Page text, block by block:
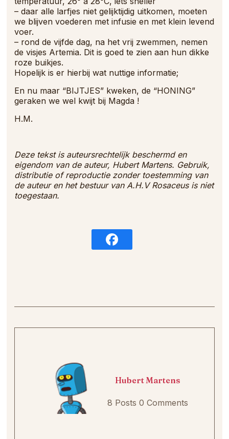
– daar alle larfjes niet gelijktijdig uitkomen, moeten
we blijven voederen met infusie en met klein levend
voer.
– rond de vijfde dag, na het vrij zwemmen, nemen
de visjes Artemia. Dit is goed te zien aan hun dikke
roze buikjes.
Hopelijk is er hierbij wat nuttige informatie;
En nu maar “BIJTJES” kweken, de “HONING”
geraken we wel kwijt bij Magda !
H.M.
Deze tekst is auteursrechtelijk beschermd en
eigendom van de auteur, Hubert Martens. Gebruik,
distributie of reproductie zonder toestemming van
de auteur en het bestuur van A.H.V Rosaceus is niet
toegestaan.
Hubert Martens
8 Posts 0 Comments